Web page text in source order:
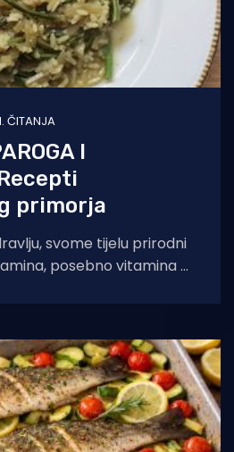
ČITANJA
I
primorja
svome tijelu prirodni
posebno vitamina B.